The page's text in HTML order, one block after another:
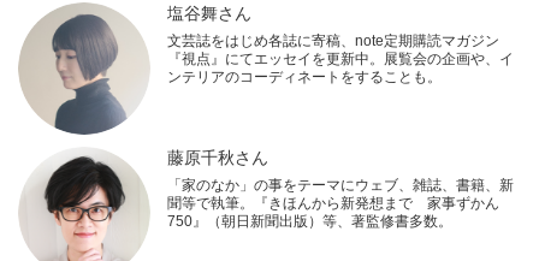
塩谷舞さん
文芸誌をはじめ各誌に寄稿、note定期購読マガジン
『視点』にてエッセイを更新中。展覧会の企画や、イ
ンテリアのコーディネートをすることも。
藤原千秋さん
「家のなか」の事をテーマにウェブ、雑誌、書籍、新
聞等で執筆。『きほんから新発想まで 家事ずかん
750』（朝日新聞出版）等、著監修書多数。